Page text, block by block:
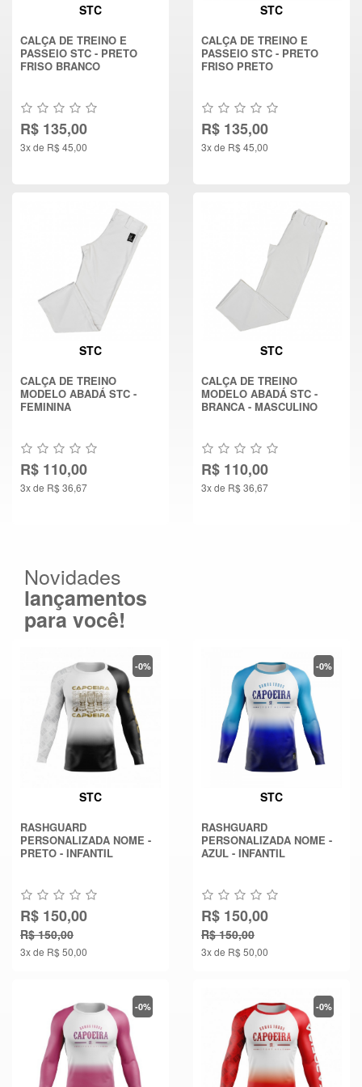
STC
CALÇA DE TREINO E
PASSEIO STC - PRETO
FRISO BRANCO
R$ 135,00
3x de R$ 45,00
STC
CALÇA DE TREINO E
PASSEIO STC - PRETO
FRISO PRETO
R$ 135,00
3x de R$ 45,00
STC
CALÇA DE TREINO
MODELO ABADÁ STC -
FEMININA
R$ 110,00
3x de R$ 36,67
STC
CALÇA DE TREINO
MODELO ABADÁ STC -
BRANCA - MASCULINO
R$ 110,00
3x de R$ 36,67
Novidades
lançamentos
para você!
STC
RASHGUARD
PERSONALIZADA NOME -
PRETO - INFANTIL
-0%
R$ 150,00
R$ 150,00
3x de R$ 50,00
STC
RASHGUARD
PERSONALIZADA NOME -
AZUL - INFANTIL
-0%
R$ 150,00
R$ 150,00
3x de R$ 50,00
-0% -0%